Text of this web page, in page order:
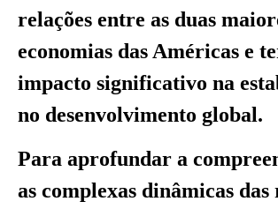
relações entre as duas
economias das Américas e
impacto significativo na
no desenvolvimento global.
Para aprofundar a
as complexas dinâmicas das